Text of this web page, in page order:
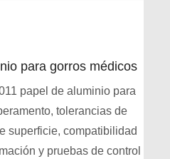
para gorros médicos
papel de aluminio para
tolerancias de
superficie, compatibilidad
y pruebas de control